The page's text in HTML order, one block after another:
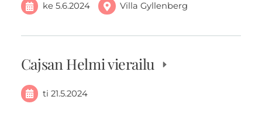
ke 5.6.2024 Villa Gyllenberg
Cajsan Helmi vierailu
ti 21.5.2024